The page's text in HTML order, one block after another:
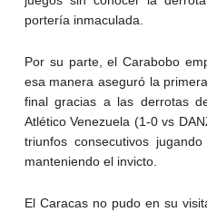
portería inmaculada.
Por su parte, el Carabobo
esa manera aseguró la
final gracias a las derrotas
Atlético Venezuela (1-0 vs
triunfos consecutivos
manteniendo el invicto.
El Caracas no pudo en su